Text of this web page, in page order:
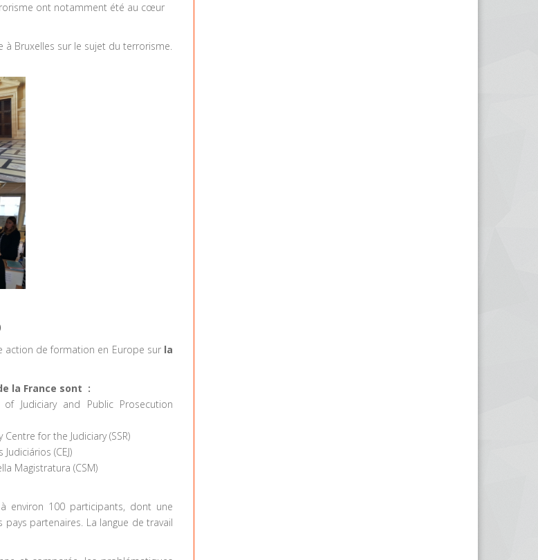
ont notamment été au cœur
Bruxelles sur le sujet du terrorisme.
action de formation en Europe sur la
la France sont :
Judiciary and Public Prosecution
Centre for the Judiciary (SSR)
(CEJ)
Magistratura (CSM)
environ 100 participants, dont une
partenaires. La langue de travail